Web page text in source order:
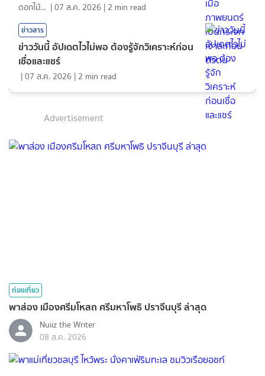
ดอกไม้กับสายน้ำ |07 ส.ค. 2026 | 2 min read
ข่าวสาร
ข่าววันนี้ อัปเดตไวไม่พอ ต้องรู้จักวิเคราะห์ก่อน
เชื่อและแชร์
|07 ส.ค. 2026 | 2 min read
Advertisement
ท่องเที่ยว
พาส่อง เมืองศรีมโหสถ ศรีมหาโพธิ ปราจีนบุรี ล่าสุด
Nuiiz ​the​ Writer​
08 ส.ค. 2026